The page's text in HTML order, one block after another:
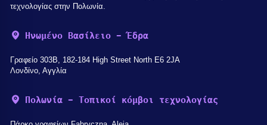
τεχνολογίας στην Πολωνία.
Ηνωμένο Βασίλειο - Έδρα
Γραφείο 303B, 182-184 High Street North E6 2JA
Λονδίνο, Αγγλία
Πολωνία - Τοπικοί κόμβοι τεχνολογίας